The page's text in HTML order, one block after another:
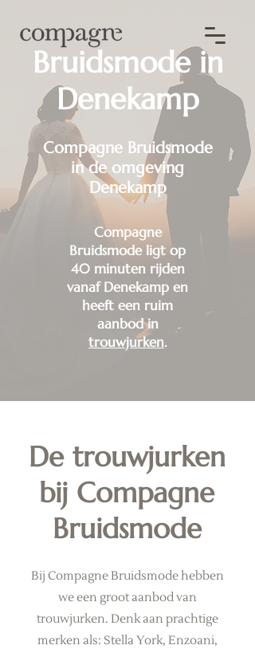
Bruidsmode in
Denekamp
Compagne Bruidsmode
in de omgeving
Denekamp
Compagne
Bruidsmode ligt op
40 minuten rijden
vanaf Denekamp en
heeft een ruim
aanbod in
trouwjurken.
De trouwjurken
bij Compagne
Bruidsmode
Bij Compagne Bruidsmode hebben
we een groot aanbod van
trouwjurken. Denk aan prachtige
merken als: Stella York, Enzoani,